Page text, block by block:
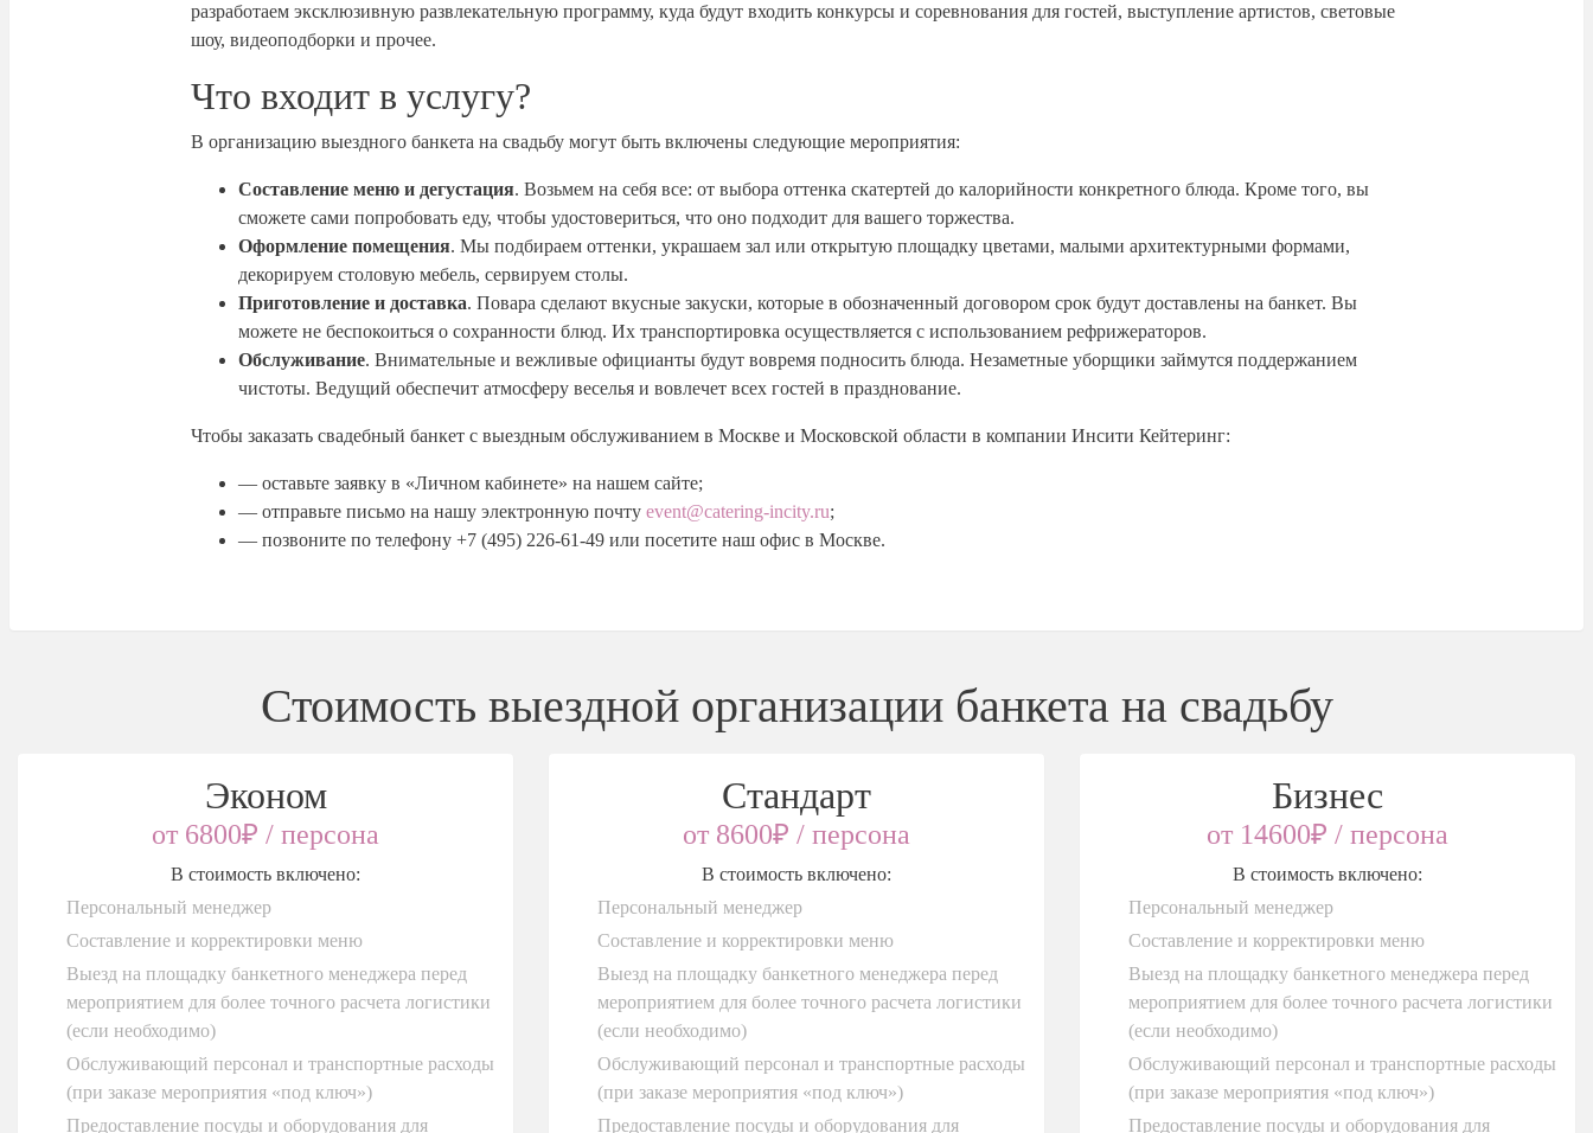
разработаем эксклюзивную развлекательную программу, куда будут входить конкурсы и соревнования для гостей, выступление артистов, световые
шоу, видеоподборки и прочее.
Что входит в услугу?
В организацию выездного банкета на свадьбу могут быть включены следующие мероприятия:
Составление меню и дегустация. Возьмем на себя все: от выбора оттенка скатертей до калорийности конкретного блюда. Кроме того, вы
сможете сами попробовать еду, чтобы удостовериться, что оно подходит для вашего торжества.
Оформление помещения. Мы подбираем оттенки, украшаем зал или открытую площадку цветами, малыми архитектурными формами,
декорируем столовую мебель, сервируем столы.
Приготовление и доставка. Повара сделают вкусные закуски, которые в обозначенный договором срок будут доставлены на банкет. Вы
можете не беспокоиться о сохранности блюд. Их транспортировка осуществляется с использованием рефрижераторов.
Обслуживание. Внимательные и вежливые официанты будут вовремя подносить блюда. Незаметные уборщики займутся поддержанием
чистоты. Ведущий обеспечит атмосферу веселья и вовлечет всех гостей в празднование.
Чтобы заказать свадебный банкет с выездным обслуживанием в Москве и Московской области в компании Инсити Кейтеринг:
— оставьте заявку в «Личном кабинете» на нашем сайте;
— отправьте письмо на нашу электронную почтуevent@catering-incity.ru;
— позвоните по телефону +7 (495) 226-61-49 или посетите наш офис в Москве.
Стоимость выездной организации банкета на свадьбу
Эконом
от 6800₽ / персона
В стоимость включено:
Персональный менеджер
Составление и корректировки меню
Выезд на площадку банкетного менеджера перед
мероприятием для более точного расчета логистики
(если необходимо)
Обслуживающий персонал и транспортные расходы
(при заказе мероприятия «под ключ»)
Предоставление посуды и оборудования для
Стандарт
от 8600₽ / персона
В стоимость включено:
Персональный менеджер
Составление и корректировки меню
Выезд на площадку банкетного менеджера перед
мероприятием для более точного расчета логистики
(если необходимо)
Обслуживающий персонал и транспортные расходы
(при заказе мероприятия «под ключ»)
Предоставление посуды и оборудования для
Бизнес
от 14600₽ / персона
В стоимость включено:
Персональный менеджер
Составление и корректировки меню
Выезд на площадку банкетного менеджера перед
мероприятием для более точного расчета логистики
(если необходимо)
Обслуживающий персонал и транспортные расходы
(при заказе мероприятия «под ключ»)
Предоставление посуды и оборудования для